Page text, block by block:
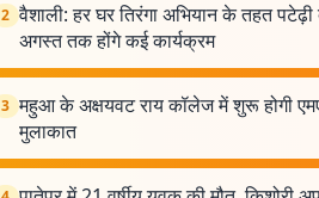
2 वैशाली: हर घर तिरंगा अभियान के तहत
अगस्त तक होंगे कई कार्यक्रम
3 महुआ के अक्षयवट राय कॉलेज में शुरू होगी
मुलाकात